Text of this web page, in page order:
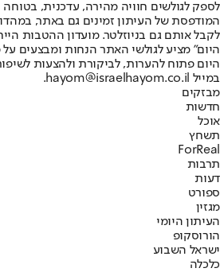
לספק לגולשים חוויה מהירה, עדכנית, בטוחה
המודפסת של העיתון זמינים גם באתר,
לקבל אותם גם בניוזלטר. מועדון ההטבות
היום" מציע לגולשי האתר הנחות ומבצעים על
היום פתוח להערות, לביקורת ולהצעות
במייל hayom@israelhayom.co.il.
מבזקים
חדשות
אוכל
תשחץ
ForReal
תרבות
דעות
ספורט
מגזין
העיתון היומי
הורוסקופ
ישראל השבוע
כלכלה